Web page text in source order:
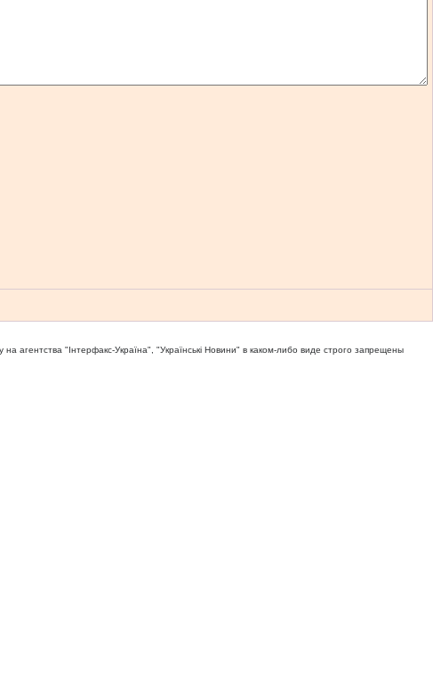
агентства "Iнтерфакс-Україна", "Українськi Новини" в каком-либо виде строго запрещены